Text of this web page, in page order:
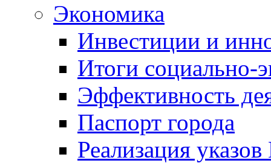
Экономика
Инвестиции и
Итоги социально-
Эффективность
Паспорт города
Реализация